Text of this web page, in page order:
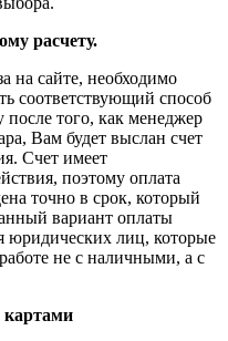
расчету.
на сайте, необходимо
соответствующий способ
того, как менеджер
Вам будет выслан счет
Счет имеет
поэтому оплата
точно в срок, который
вариант оплаты
юридических лиц, которые
не с наличными, а с
картами